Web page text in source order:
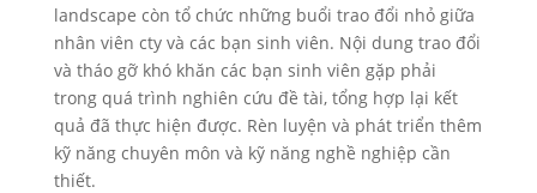
landscape còn tổ chức những buổi trao đổi nhỏ giữa
nhân viên cty và các bạn sinh viên. Nội dung trao đổi
và tháo gỡ khó khăn các bạn sinh viên gặp phải
trong quá trình nghiên cứu đề tài, tổng hợp lại kết
quả đã thực hiện được. Rèn luyện và phát triển thêm
kỹ năng chuyên môn và kỹ năng nghề nghiệp cần
thiết.